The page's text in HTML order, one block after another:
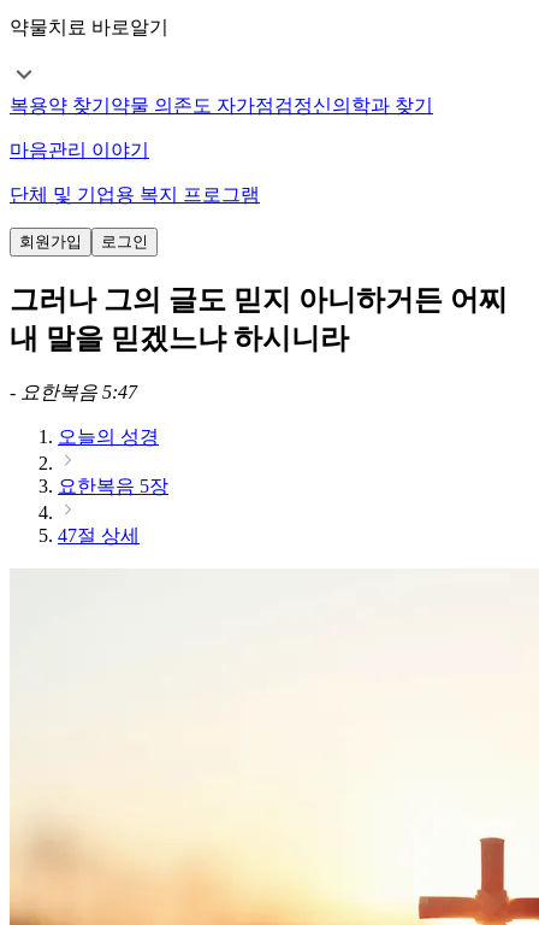
약물치료 바로알기
복용약 찾기 약물 의존도 자가점검정신의학과 찾기
마음관리 이야기
단체 및 기업용 복지 프로그램
회원가입 로그인
그러나 그의 글도 믿지 아니하거든 어찌
내 말을 믿겠느냐 하시니라
- 요한복음 5:47
오늘의 성경
요한복음 5장
47절 상세